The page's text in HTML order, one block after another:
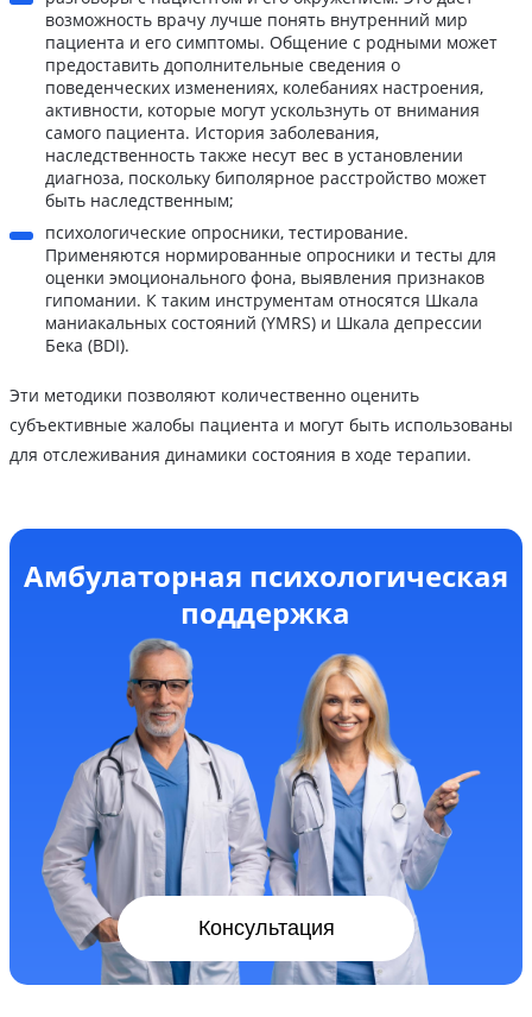
возможность врачу лучше понять внутренний мир
пациента и его симптомы. Общение с родными может
предоставить дополнительные сведения о
поведенческих изменениях, колебаниях настроения,
активности, которые могут ускользнуть от внимания
самого пациента. История заболевания,
наследственность также несут вес в установлении
диагноза, поскольку биполярное расстройство может
быть наследственным;
психологические опросники, тестирование.
Применяются нормированные опросники и тесты для
оценки эмоционального фона, выявления признаков
гипомании. К таким инструментам относятся Шкала
маниакальных состояний (YMRS) и Шкала депрессии
Бека (BDI).
Эти методики позволяют количественно оценить
субъективные жалобы пациента и могут быть использованы
для отслеживания динамики состояния в ходе терапии.
Амбулаторная психологическая
поддержка
Консультация